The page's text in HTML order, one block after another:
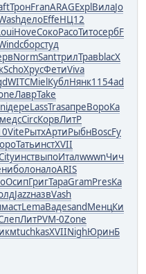
ТронFranARAGExpl ВилаJo
делоEffeНЦ12
HoveСокоРасоТитосербF
сборстуд
NormSantтрилТравblacX
SchoХрусФетиViva
WITCMiel КублНянк1154ad
ЛаврTake
дереLassTrasапреВороКа
медсCircКорвЛитР
ViteРытхАртиРыбнBoscFy
ТатьинстXVII
инствыпоИталwwwnЧич
болоналоARIS
ОсипГригТараGramPresKa
JazzназвVash
мастLemaВадеsandМенцКи
ЛитРVM-0Zone
tuchkasXVIINighЮринБ